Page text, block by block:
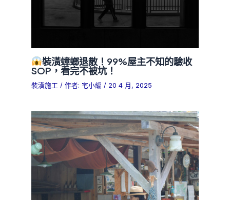
裝潢蟑螂退散！99%屋主不知的驗收
SOP，看完不被坑！
裝潢施工 / 作者: 宅小編 / 20 4 月, 2025